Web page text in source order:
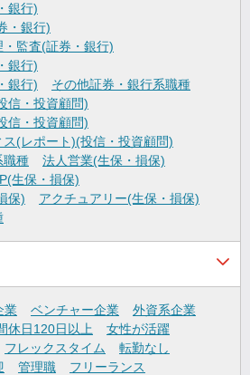
銀行)
・銀行)
監査(証券・銀行)
銀行)
銀行)
その他証券・銀行系職種
信・投資顧問)
信・投資顧問)
(レポート)(投信・投資顧問)
職種
法人営業(生保・損保)
生保・損保)
保)
アクチュアリー(生保・損保)
業 ベンチャー企業
外資系企業
休日120日以上
女性が活躍
フレックスタイム
転勤なし
管理職
フリーランス